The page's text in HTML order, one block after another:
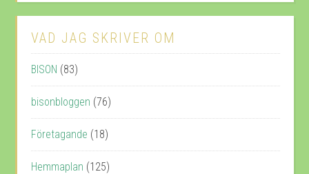
VAD JAG SKRIVER OM
BISON (83)
bisonbloggen (76)
Företagande (18)
Hemmaplan (125)